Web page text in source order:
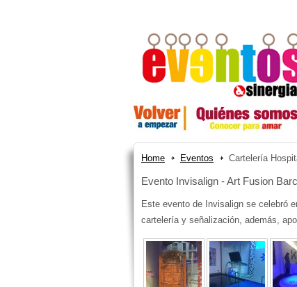
Home Eventos Cartelería
Evento Invisalign - Art Fusion
Este evento de Invisalign se celebró
cartelería y señalización, además,